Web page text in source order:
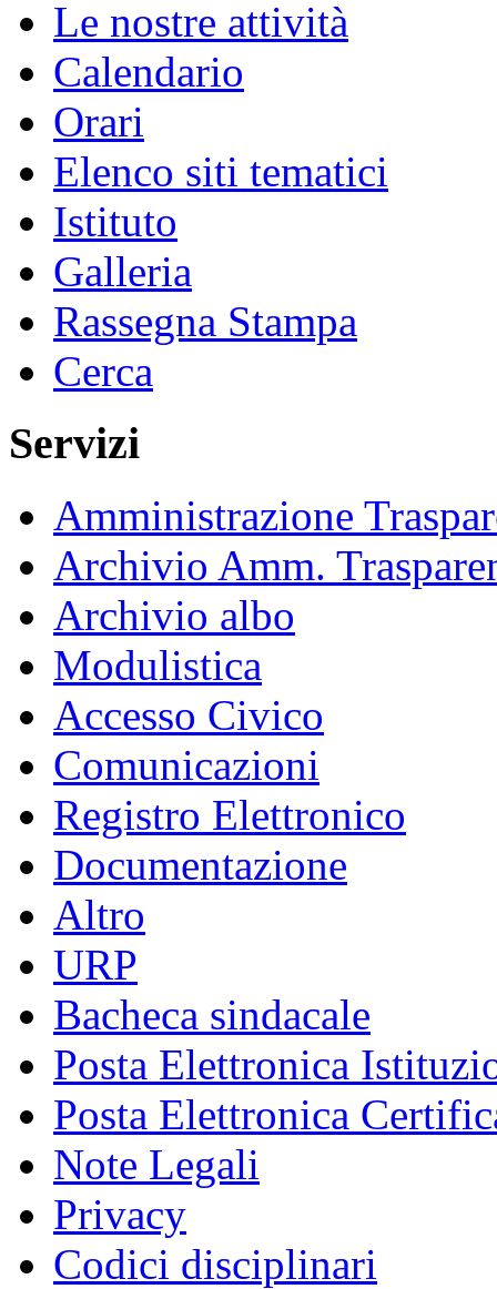
Le nostre attività
Calendario
Orari
Elenco siti tematici
Istituto
Galleria
Rassegna Stampa
Cerca
Servizi
Amministrazione
Archivio Amm.
Archivio albo
Modulistica
Accesso Civico
Comunicazioni
Registro Elettronico
Documentazione
Altro
URP
Bacheca sindacale
Posta Elettronica
Posta Elettronica
Note Legali
Privacy
Codici disciplinari